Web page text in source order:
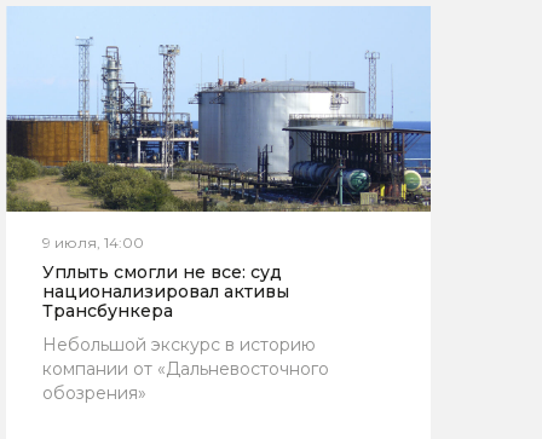
9 июля, 14:00
Уплыть смогли не все: суд
национализировал активы
Трансбункера
Небольшой экскурс в историю
компании от «Дальневосточного
обозрения»